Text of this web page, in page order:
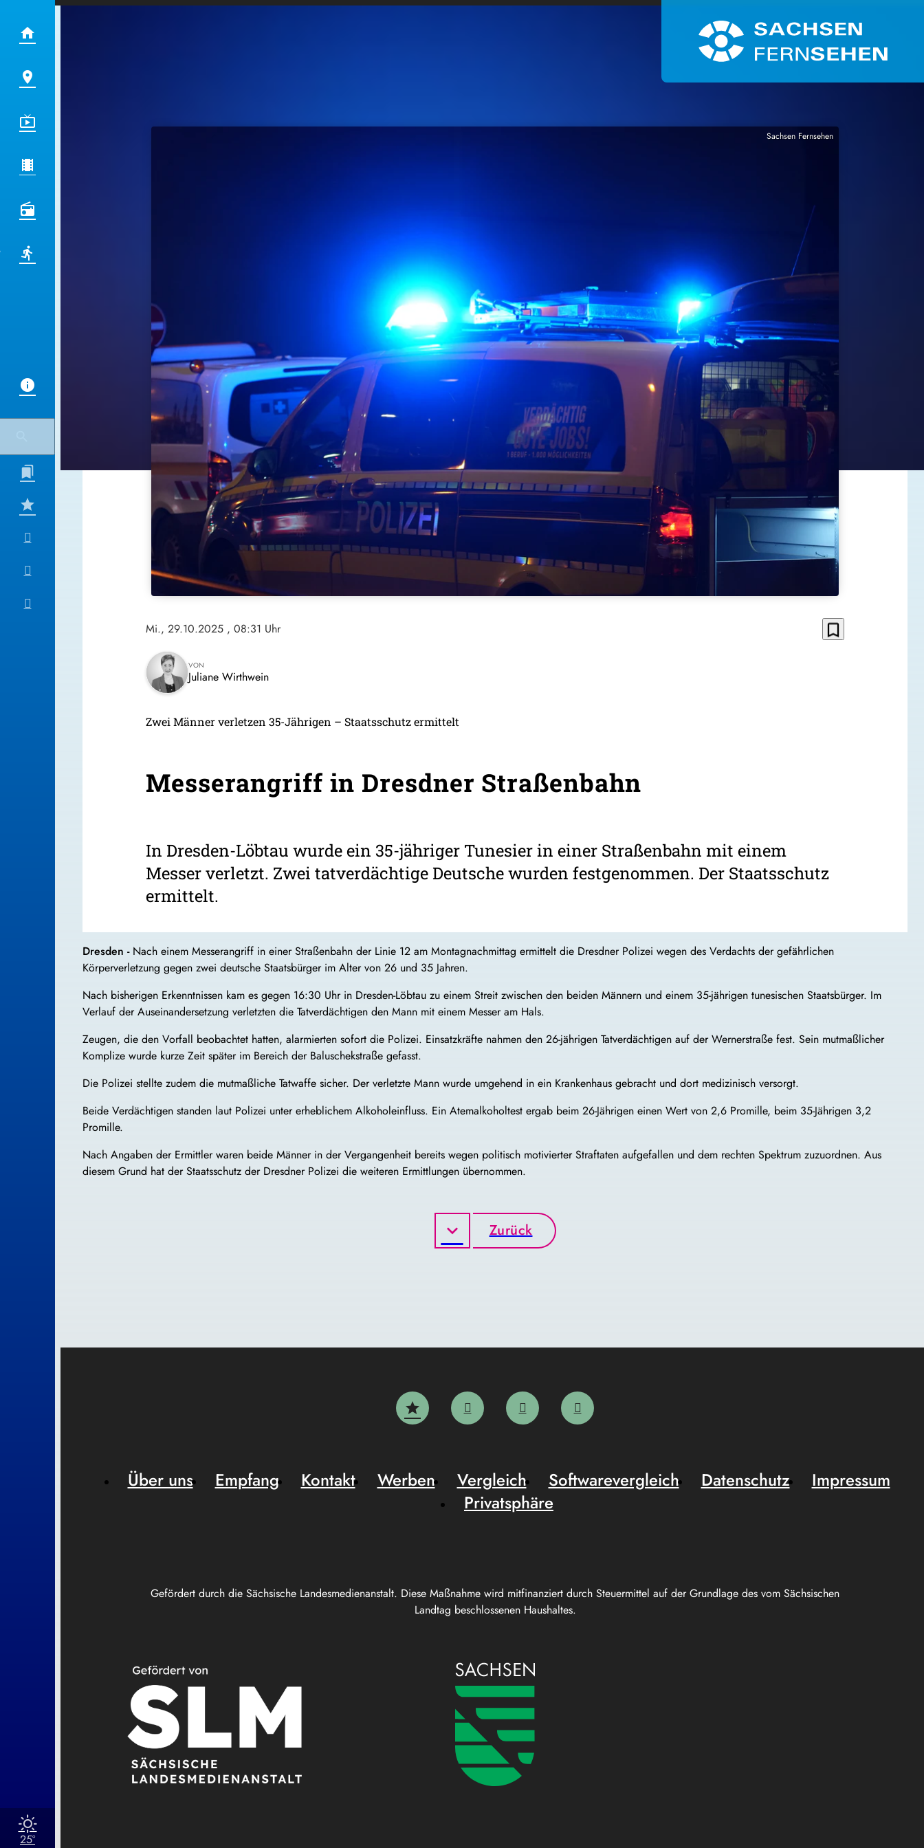
25°
Sachsen Fernsehen
Mi., 29.10.2025 , 08:31 Uhr bookmark_border
VON
Juliane Wirthwein
Zwei Männer verletzen 35-Jährigen – Staatsschutz ermittelt
Messerangriff in Dresdner Straßenbahn
In Dresden-Löbtau wurde ein 35-jähriger Tunesier in einer Straßenbahn mit einem
Messer verletzt. Zwei tatverdächtige Deutsche wurden festgenommen. Der Staatsschutz
ermittelt.
Dresden -Nach einem Messerangriff in einer Straßenbahn der Linie 12 am Montagnachmittag ermittelt die Dresdner Polizei wegen des Verdachts der gefährlichen
Körperverletzung gegen zwei deutsche Staatsbürger im Alter von 26 und 35 Jahren.
Nach bisherigen Erkenntnissen kam es gegen 16:30 Uhr in Dresden-Löbtau zu einem Streit zwischen den beiden Männern und einem 35-jährigen tunesischen Staatsbürger. Im
Verlauf der Auseinandersetzung verletzten die Tatverdächtigen den Mann mit einem Messer am Hals.
Zeugen, die den Vorfall beobachtet hatten, alarmierten sofort die Polizei. Einsatzkräfte nahmen den 26-jährigen Tatverdächtigen auf der Wernerstraße fest. Sein mutmaßlicher
Komplize wurde kurze Zeit später im Bereich der Baluschekstraße gefasst.
Die Polizei stellte zudem die mutmaßliche Tatwaffe sicher. Der verletzte Mann wurde umgehend in ein Krankenhaus gebracht und dort medizinisch versorgt.
Beide Verdächtigen standen laut Polizei unter erheblichem Alkoholeinfluss. Ein Atemalkoholtest ergab beim 26-Jährigen einen Wert von 2,6 Promille, beim 35-Jährigen 3,2
Promille.
Nach Angaben der Ermittler waren beide Männer in der Vergangenheit bereits wegen politisch motivierter Straftaten aufgefallen und dem rechten Spektrum zuzuordnen. Aus
diesem Grund hat der Staatsschutz der Dresdner Polizei die weiteren Ermittlungen übernommen.
Zurück
Gefördert durch die Sächsische Landesmedienanstalt. Diese Maßnahme wird mitfinanziert durch Steuermittel auf der Grundlage des vom Sächsischen
Landtag beschlossenen Haushaltes.
Über uns Empfang Kontakt Werben Vergleich Softwarevergleich Datenschutz
Impressum
Privatsphäre